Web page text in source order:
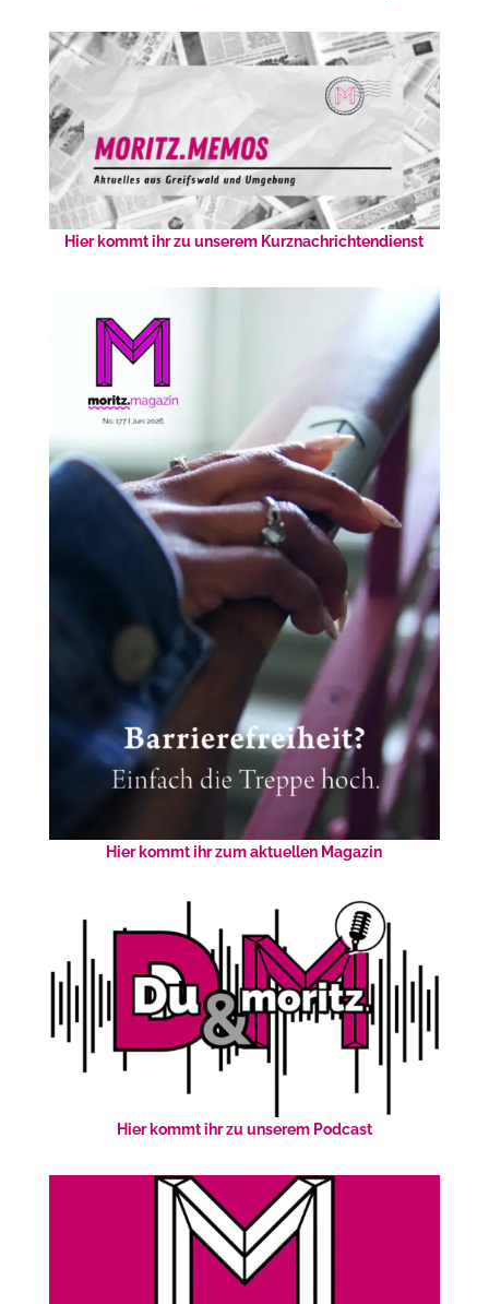
Hier kommt ihr zu unserem Kurznachrichtendienst
Hier kommt ihr zum aktuellen Magazin
Hier kommt ihr zu unserem Podcast